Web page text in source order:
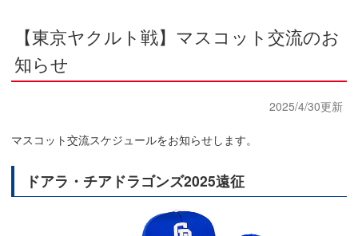
【東京ヤクルト戦】マスコット交流のお
知らせ
2025/4/30更新
マスコット交流スケジュールをお知らせします。
ドアラ・チアドラゴンズ2025遠征